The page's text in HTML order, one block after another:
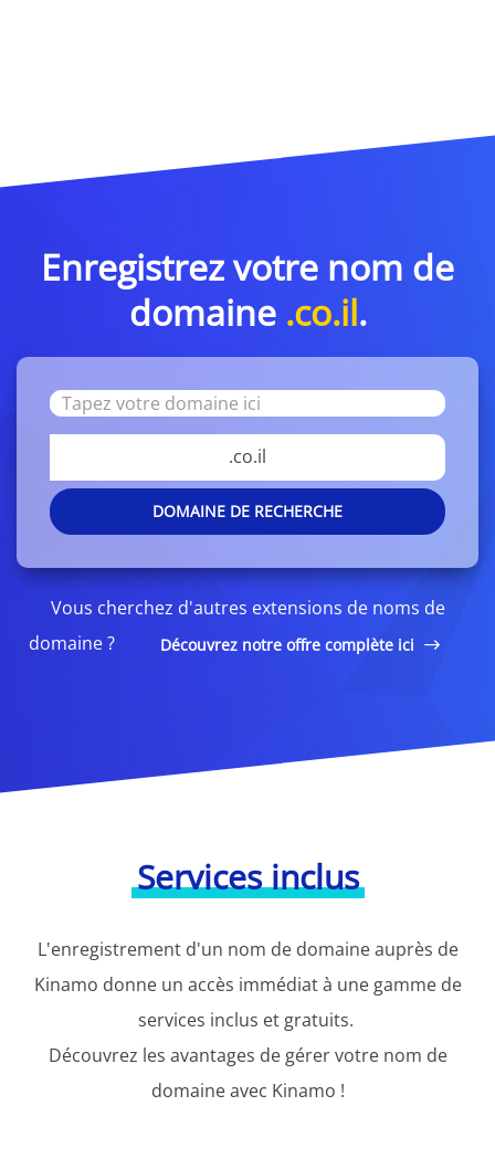
Enregistrez votre nom de
domaine .co.il.
.co.il
DOMAINE DE RECHERCHE
Vous cherchez d'autres extensions de noms de
domaine ?
Découvrez notre offre complète ici
Services inclus
L'enregistrement d'un nom de domaine auprès de
Kinamo donne un accès immédiat à une gamme de
services inclus et gratuits.
Découvrez les avantages de gérer votre nom de
domaine avec Kinamo !